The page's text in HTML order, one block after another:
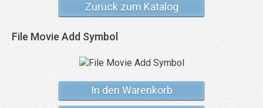
Zurück zum Katalog
File Movie Add Symbol
In den Warenkorb